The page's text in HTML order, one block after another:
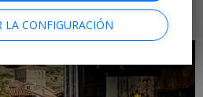
LA CONFIGURACIÓN